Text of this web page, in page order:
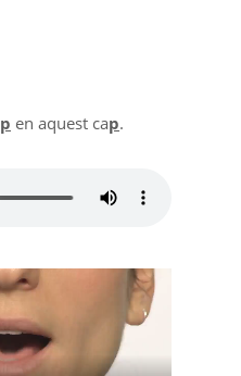
p en aquest cap.